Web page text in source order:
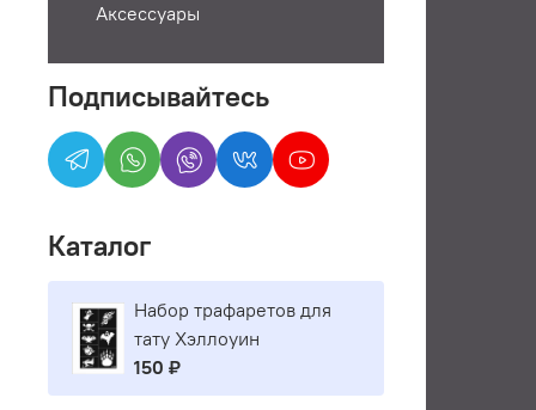
Аксессуары
Подписывайтесь
Каталог
Набор трафаретов для
тату Хэллоуин
150 ₽